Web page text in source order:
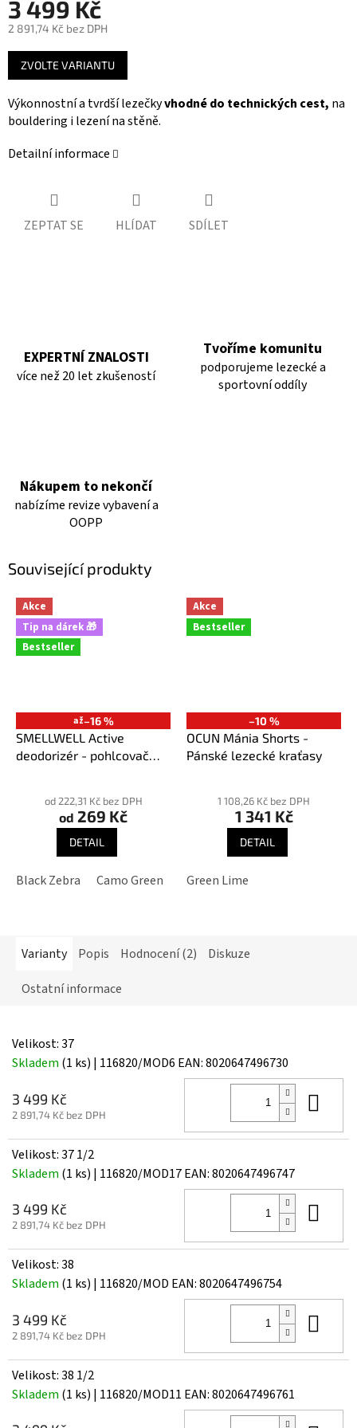
3 499 Kč
2 891,74 Kč bez DPH
Měrná
cena:
ZVOLTE VARIANTU
Výkonnostní a tvrdší lezečkyvhodné do technických cest, na
bouldering i lezení na stěně.
Detailní informace
ZEPTAT SE HLÍDAT SDÍLET
EXPERTNÍ ZNALOSTI
více než 20 let zkušeností
Tvoříme komunitu
podporujeme lezecké a
sportovní oddíly
Nákupem to nekončí
nabízíme revize vybavení a
OOPP
Související produkty
Akce
Tip na dárek 🎁
Bestseller
až–16 %
SMELLWELL Active
deodorizér - pohlcovač
hodnocení
produktu
5
od 222,31 Kč bez DPH
od 269 Kč
DETAIL
Black Zebra Camo Green Geometric Black/White
Akce
Bestseller
–10 %
OCUN Mánia Shorts -
Pánské lezecké kraťasy
hodnocení
produktu
5
1 108,26 Kč bez DPH
1 341 Kč
DETAIL
Green Lime
Varianty Popis Hodnocení (2)
Diskuze
Ostatní informace
Velikost: 37
Skladem (1 ks) | 116820/MOD6 EAN:8020647496730
3 499 Kč
2 891,74 Kč bez DPH
Velikost: 37 1/2
Skladem (1 ks) | 116820/MOD17EAN:8020647496747
3 499 Kč
2 891,74 Kč bez DPH
Velikost: 38
Skladem (1 ks) | 116820/MOD EAN:8020647496754
3 499 Kč
2 891,74 Kč bez DPH
Velikost: 38 1/2
Skladem (1 ks) | 116820/MOD11 EAN:8020647496761